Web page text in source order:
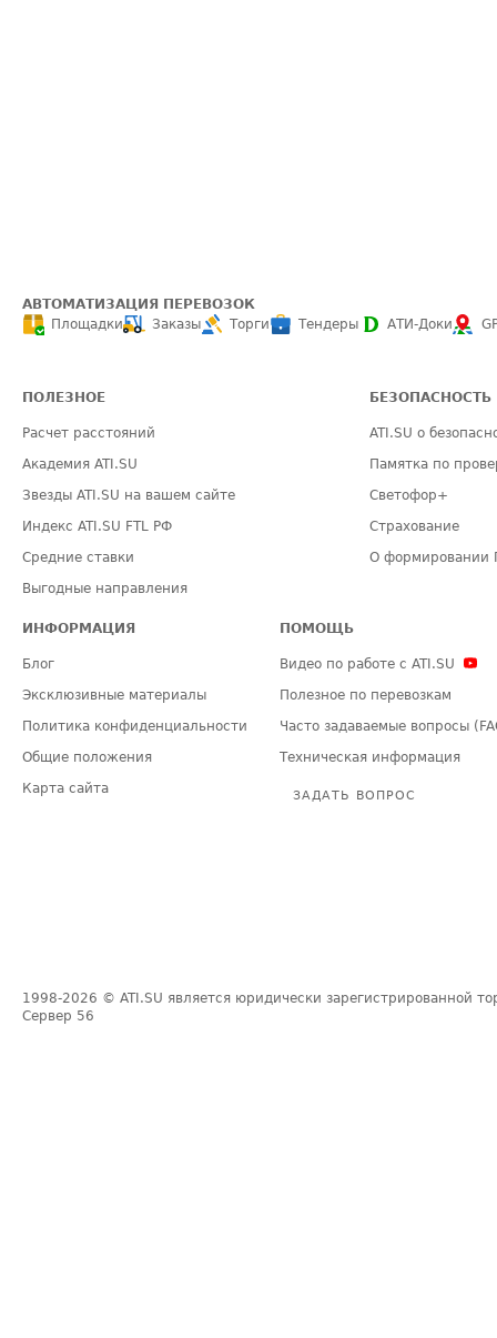
АВТОМАТИЗАЦИЯ ПЕРЕВОЗОК
Площадки
Заказы Торги Тендеры АТИ-Доки
ПОЛЕЗНОЕ
Расчет расстояний
Академия ATI.SU
Звезды ATI.SU на вашем сайте
Индекс ATI.SU FTL РФ
Средние ставки
Выгодные направления
БЕЗОПАСНОСТЬ
ATI.SU о
Памятка по
Светофор+
Страхование
О формировании
ИНФОРМАЦИЯ
Блог
Эксклюзивные материалы
Политика конфиденциальности
Общие положения
Карта сайта
ПОМОЩЬ
Видео по работе с ATI.SU
Полезное по перевозкам
Часто задаваемые вопросы
Техническая информация
ЗАДАТЬ ВОПРОС
1998-2026 © ATI.SU является юридически зарегистрированной
Сервер 56